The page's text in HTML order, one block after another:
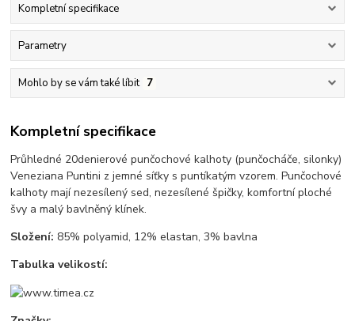
Kompletní specifikace
Parametry
Mohlo by se vám také líbit 7
Kompletní specifikace
Průhledné 20denierové punčochové kalhoty (punčocháče, silonky)
Veneziana Puntini z jemné síťky s puntíkatým vzorem. Punčochové
kalhoty mají nezesílený sed, nezesílené špičky, komfortní ploché
švy a malý bavlněný klínek.
Složení: 85% polyamid, 12% elastan, 3% bavlna
Tabulka velikostí: